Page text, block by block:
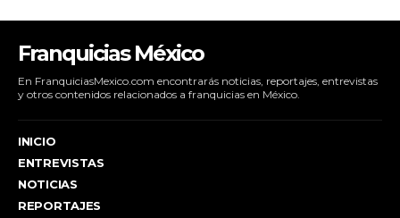
Franquicias México
En FranquiciasMexico.com encontrarás noticias, reportajes, entrevistas
y otros contenidos relacionados a franquicias en México.
INICIO
ENTREVISTAS
NOTICIAS
REPORTAJES